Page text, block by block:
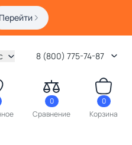
Перейти
8 (800) 775-74-87
0
Сравнение
0
Корзина